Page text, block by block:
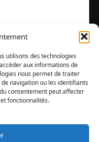
utilisons des technologies
aux informations de
nous permet de traiter
navigation ou les identifiants
consentement peut affecter
fonctionnalités.